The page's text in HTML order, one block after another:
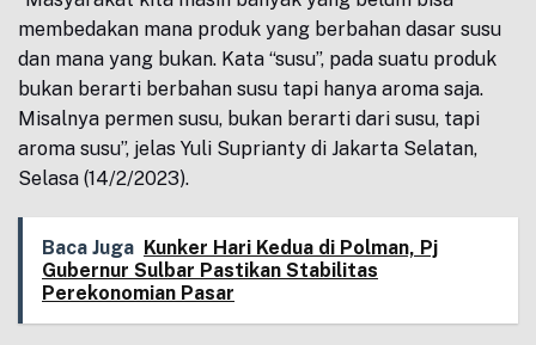
membedakan mana produk yang berbahan dasar susu
dan mana yang bukan. Kata “susu”, pada suatu produk
bukan berarti berbahan susu tapi hanya aroma saja.
Misalnya permen susu, bukan berarti dari susu, tapi
aroma susu”, jelas Yuli Suprianty di Jakarta Selatan,
Selasa (14/2/2023).
Baca Juga Kunker Hari Kedua di Polman, Pj
Gubernur Sulbar Pastikan Stabilitas
Perekonomian Pasar